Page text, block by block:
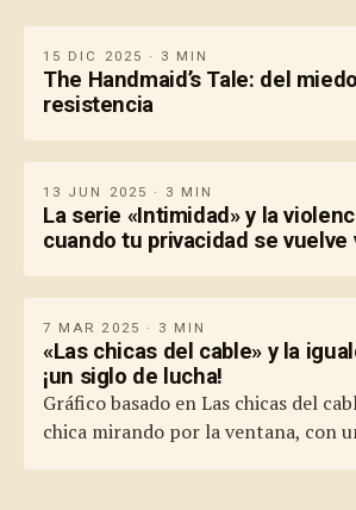
15 DIC 2025 · 3 MIN
The Handmaid’s Tale: del
resistencia
13 JUN 2025 · 3 MIN
La serie «Intimidad» y la
cuando tu privacidad se vuelve
7 MAR 2025 · 3 MIN
«Las chicas del cable» y la
¡un siglo de lucha!
Gráfico basado en Las chicas del
chica mirando por la ventana, con